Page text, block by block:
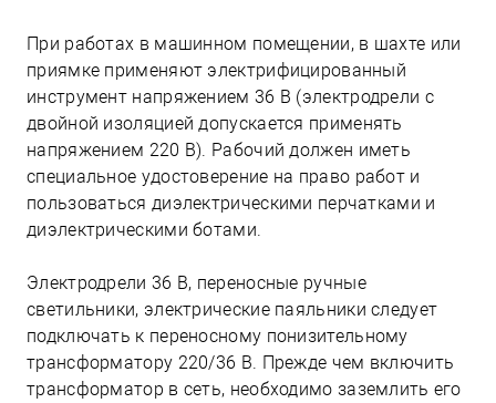
При работах в машинном помещении, в шахте или
приямке применяют электрифицированный
инструмент напряжением 36 В (электродрели с
двойной изоляцией допускается применять
напряжением 220 В). Рабочий должен иметь
специальное удостоверение на право работ и
пользоваться диэлектрическими перчатками и
диэлектрическими ботами.
Электродрели 36 В, переносные ручные
светильники, электрические паяльники следует
подключать к переносному понизительному
трансформатору 220/36 В. Прежде чем включить
трансформатор в сеть, необходимо заземлить его